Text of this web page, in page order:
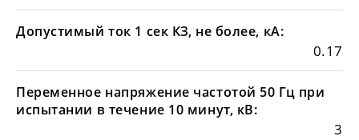
Допустимый ток 1 сек КЗ, не более, кА:
0.17
Переменное напряжение частотой 50 Гц при
испытании в течение 10 минут, кВ:
3